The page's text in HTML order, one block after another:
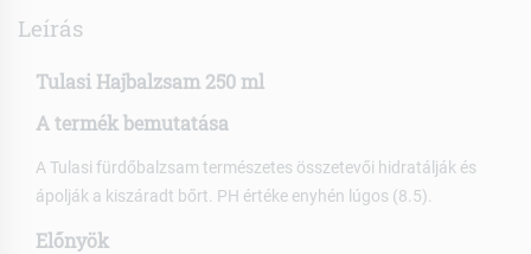
Leírás
Tulasi Hajbalzsam 250 ml
A termék bemutatása
A Tulasi fürdőbalzsam természetes összetevői hidratálják és
ápolják a kiszáradt bőrt. PH értéke enyhén lúgos (8.5).
Előnyök